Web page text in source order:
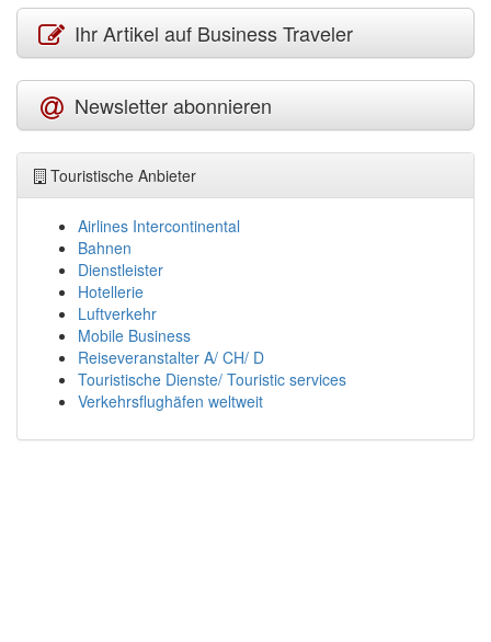
Ihr Artikel auf Business Traveler
Newsletter abonnieren
Touristische Anbieter
Airlines Intercontinental
Bahnen
Dienstleister
Hotellerie
Luftverkehr
Mobile Business
Reiseveranstalter A/ CH/ D
Touristische Dienste/ Touristic services
Verkehrsflughäfen weltweit